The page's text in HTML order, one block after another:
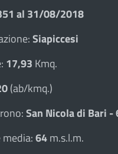
al 31/08/2018
Siapiccesi
17,93 Kmq.
(ab/kmq.)
San Nicola di Bari -
64m.s.l.m.